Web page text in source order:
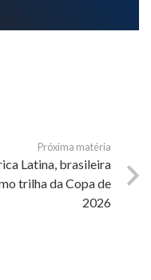
Próxima matéria
Latina, brasileira
trilha da Copa de
2026